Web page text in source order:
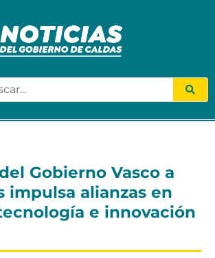
Gobierno Vasco a
impulsa alianzas en
e innovación